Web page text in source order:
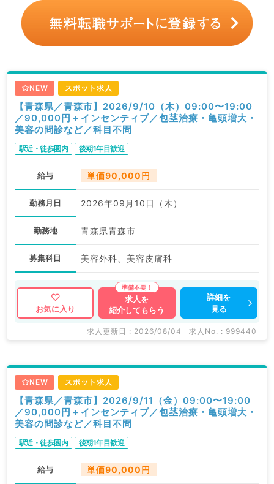
NEW スポット求人
【青森県／青森市】2026/9/10（木）09:00〜19:00
／90,000円＋インセンティブ／包茎治療・亀頭増大・
美容の問診など／科目不問
駅近・徒歩圏内 後期1年目歓迎
給与 単価90,000円
勤務月日 2026年09月10日（木）
勤務地 青森県青森市
募集科目 美容外科、美容皮膚科
お気に入り
求人を
紹介してもらう
詳細を
見る
求人更新日 : 2026/08/04 求人No. : 999440
NEW スポット求人
【青森県／青森市】2026/9/11（金）09:00〜19:00
／90,000円＋インセンティブ／包茎治療・亀頭増大・
美容の問診など／科目不問
駅近・徒歩圏内 後期1年目歓迎
給与 単価90,000円